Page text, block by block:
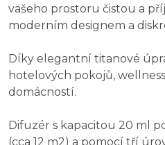
vašeho prostoru čistou a
moderním designem a
Díky elegantní titanové
hotelových pokojů,
domácností.
Difuzér s kapacitou 20 ml
(cca 12 m2) a pomocí tří